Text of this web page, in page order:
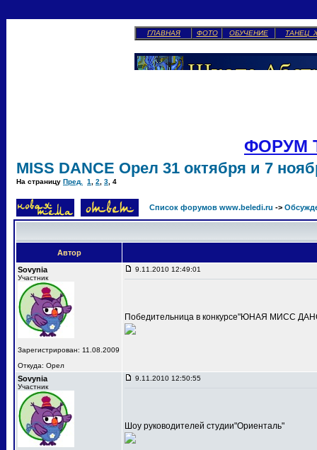
ГЛАВНАЯ ФОТО ОБУЧЕНИЕ ТАНЕЦ
ФОРУМ
MISS DANCE Орел 31 октября и 7
На страницу Пред. 1 2 3 4
Список форумов www.beledi.ru ->
Автор
Sovynia
Участник
Зарегистрирован: 11.08.2009
Откуда: Орел
9.11.2010 12:49:01
Победительница в конкурсе"ЮНАЯ МИСС
Sovynia
Участник
9.11.2010 12:50:55
Шоу руководителей студии"Ориенталь"